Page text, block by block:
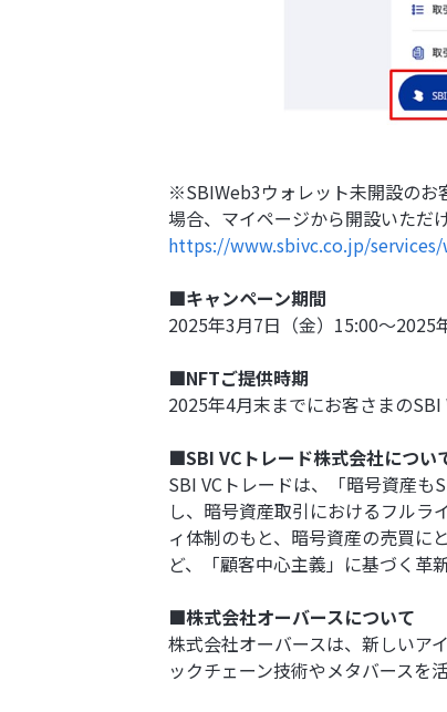
※SBIWeb3ウォレット未開設のお
場合、マイページから開設いただ
https://www.sbivc.co.jp/
■キャンペーン期間
2025年3月7日（金）15:00～2025
■NFTご提供時期
2025年4月末までにお客さまのSBI
■SBI VCトレード株式会社につい
SBI VCトレードは、「暗号資産
し、暗号資産取引におけるフルラ
ィ体制のもと、暗号資産の売買に
ど、「顧客中心主義」に基づく革
■株式会社オーバースについて
株式会社オーバースは、新しいア
ックチェーン技術やメタバースを